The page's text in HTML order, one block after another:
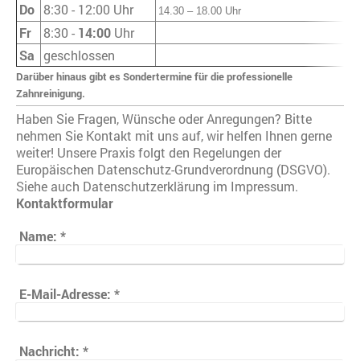
Do 8:30 - 12:00 Uhr 14.30 – 18.00 Uhr
Fr 8:30 - 14:00 Uhr
Sa geschlossen
Darüber hinaus gibt es Sondertermine für die professionelle
Zahnreinigung.
Haben Sie Fragen, Wünsche oder Anregungen? Bitte
nehmen Sie Kontakt mit uns auf, wir helfen Ihnen gerne
weiter! Unsere Praxis folgt den Regelungen der
Europäischen Datenschutz-Grundverordnung (DSGVO).
Siehe auch Datenschutzerklärung im Impressum.
Kontaktformular
Name: *
E-Mail-Adresse: *
Nachricht: *